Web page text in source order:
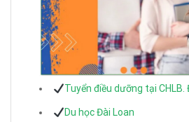
Tuyển điều dưỡng tại CHLB.
Du học Đài Loan